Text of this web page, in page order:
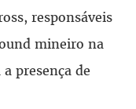
responsáveis
mineiro na
presença de